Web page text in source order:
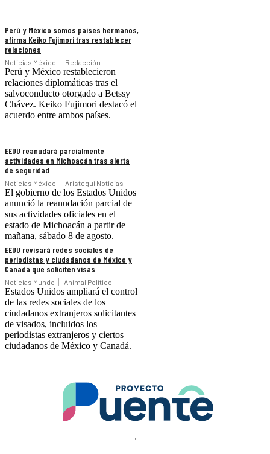
Perú y México somos países hermanos,
afirma Keiko Fujimori tras restablecer
relaciones
Noticias México Redacción
Perú y México restablecieron
relaciones diplomáticas tras el
salvoconducto otorgado a Betssy
Chávez. Keiko Fujimori destacó el
acuerdo entre ambos países.
EEUU reanudará parcialmente
actividades en Michoacán tras alerta
de seguridad
Noticias México Aristegui Noticias
El gobierno de los Estados Unidos
anunció la reanudación parcial de
sus actividades oficiales en el
estado de Michoacán a partir de
mañana, sábado 8 de agosto.
EEUU revisará redes sociales de
periodistas y ciudadanos de México y
Canadá que soliciten visas
Noticias Mundo Animal Político
Estados Unidos ampliará el control
de las redes sociales de los
ciudadanos extranjeros solicitantes
de visados, incluidos los
periodistas extranjeros y ciertos
ciudadanos de México y Canadá.
.